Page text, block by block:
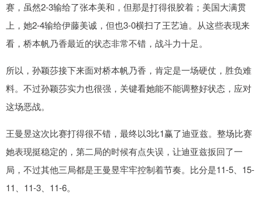
赛，虽然2-3输给了张本美和，但那是打得很胶着；美国大满贯
上，她2-4输给伊藤美诚，但也3-0横扫了王艺迪。从这些表现来
看，桥本帆乃香最近的状态非常不错，战斗力十足。
所以，孙颖莎接下来面对桥本帆乃香，肯定是一场硬仗，胜负难
料。不过孙颖莎实力也很强，关键看她能不能调整好状态，应对
这场恶战。
王曼昱这次比赛打得很不错，最终以3比1赢了迪亚兹。整场比赛
她表现挺稳定的，第二局的时候有点失误，让迪亚兹扳回了一
局，不过其他三局都是王曼昱牢牢控制着节奏。比分是11-5、15-
11、11-3、11-6。